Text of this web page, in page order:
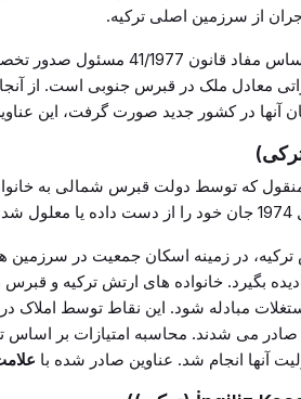
از سرزمین اصلی ترکیه.
کمیته توزیع زمین نیز بر
معادل ملک در قبرس جنوبی است. از
آنها در کشور جدید صورت گرفت، این
که توسط دولت قبرس شمالی به
در زمینه اسکان جمعیت در سرزمین
مبادله شود. این نقاط توسط املاک
می شدند. محاسبه امتیازات بر اساس
آنها انجام شد. عناوین صادر شده با